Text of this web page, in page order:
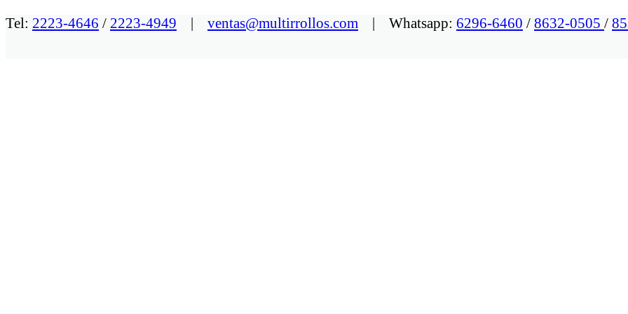
Tel: 2223-4646 / 2223-4949 | ventas@multirrollos.com | Whatsapp: 6296-6460 / 8632-0505 /